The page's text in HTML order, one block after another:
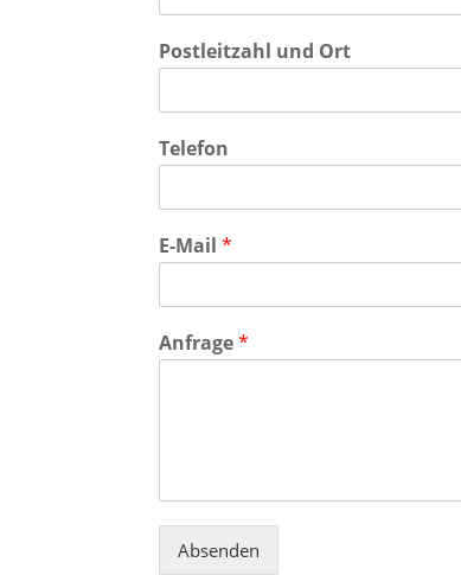
Postleitzahl und Ort
Telefon
E-Mail*
Anfrage*
Absenden